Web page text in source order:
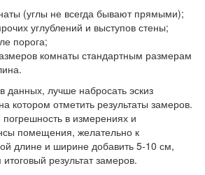
(углы не всегда бывают прямыми);
углублений и выступов стены;
порога;
комнаты стандартным размерам
данных, лучше набросать эскиз
котором отметить результаты замеров.
в измерениях и
помещения, желательно к
длине и ширине добавить 5-10 см,
результат замеров.